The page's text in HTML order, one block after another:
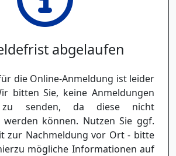
abgelaufen
die Online-Anmeldung ist leider
bitten Sie, keine Anmeldungen
senden, da diese nicht
werden können. Nutzen Sie ggf.
zur Nachmeldung vor Ort - bitte
mögliche Informationen auf